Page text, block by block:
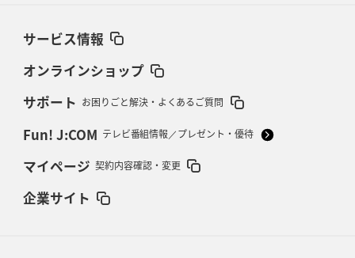
サービス情報
オンラインショップ
サポート お困りごと解決・よくあるご質問
Fun! J:COM テレビ番組情報／プレゼント・優待
マイページ 契約内容確認・変更
企業サイト